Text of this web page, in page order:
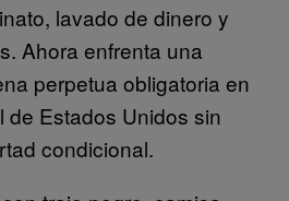
lavado de dinero y
Ahora enfrenta una
perpetua obligatoria en
de Estados Unidos sin
condicional.